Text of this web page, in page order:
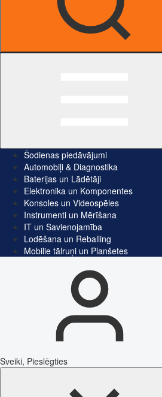
Šodienas piedāvājumi
Automobiļi & Diagnostika
Baterijas un Lādētāji
Elektronika un Komponentes
Konsoles un Videospēles
Instrumenti un Mērīšana
IT un Savienojamība
Lodēšana un Reballing
Mobilie tālruņi un Planšetes
Sveiki, Pieslēgties